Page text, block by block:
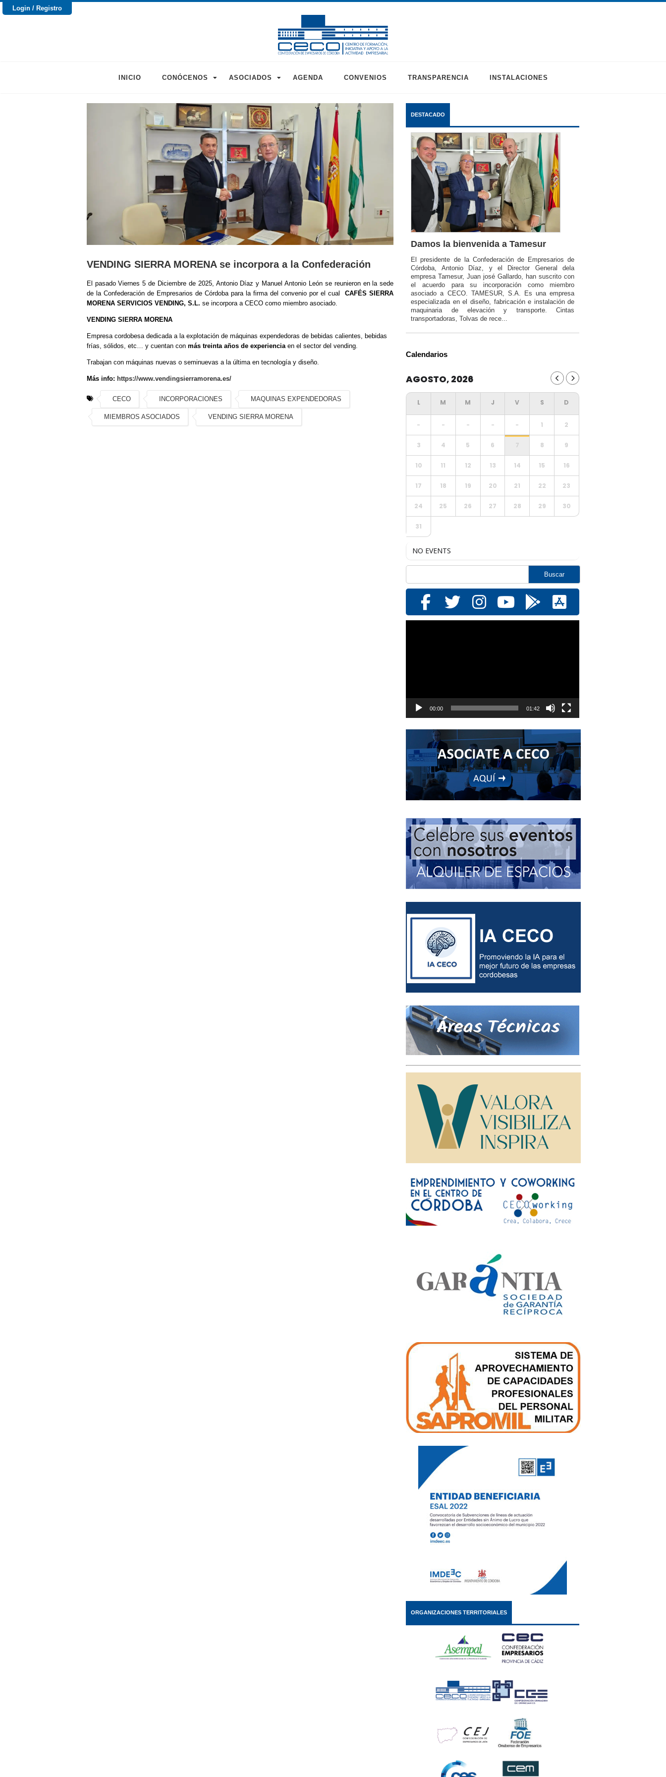
Login / Registro
INICIO CONÓCENOS ASOCIADOS AGENDA CONVENIOS TRANSPARENCIA INSTALACIONES
VENDING SIERRA MORENA se incorpora a la Confederación
El pasado Viernes 5 de Diciembre de 2025, Antonio Díaz y Manuel Antonio León se reunieron en la sede
de la Confederación de Empresarios de Córdoba para la firma del convenio por el cualCAFÉS SIERRA
MORENA SERVICIOS VENDING, S.L. se incorpora a CECO como miembro asociado.
VENDING SIERRA MORENA
Empresa cordobesa dedicada a la explotación de máquinas expendedoras de bebidas calientes, bebidas
frías, sólidos, etc… y cuentan con más treinta años de experienciaen el sector del vending.
Trabajan con máquinas nuevas o seminuevas a la última en tecnología y diseño.
Más info: https://www.vendingsierramorena.es/
CECO INCORPORACIONES MAQUINAS EXPENDEDORAS
MIEMBROS ASOCIADOS VENDING SIERRA MORENA
DESTACADO
Damos la bienvenida a Tamesur
El presidente de la Confederación de Empresarios de
Córdoba, Antonio Díaz, y el Director General dela
empresa Tamesur, Juan josé Gallardo, han suscrito con
el acuerdo para su incorporación como miembro
asociado a CECO. TAMESUR, S.A. Es una empresa
especializada en el diseño, fabricación e instalación de
maquinaria de elevación y transporte. Cintas
transportadoras, Tolvas de rece...
Calendarios
AGOSTO, 2026
- - - - - 1 2
3 4 5 6 7 8 9
10 11 12 13 14 15 16
17 18 19 20 21 22 23
24 25 26 27 28 29 30
31
NO EVENTS
00:00 01:42
ORGANIZACIONES TERRITORIALES